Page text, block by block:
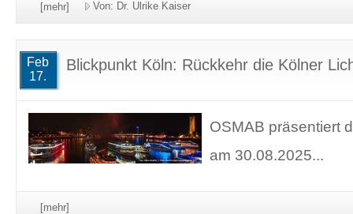
[mehr] Von: Dr. Ulrike Kaiser
Feb
17.
Blickpunkt Köln: Rückkehr die Kölner
OSMAB präsentiert
am 30.08.2025...
[mehr]